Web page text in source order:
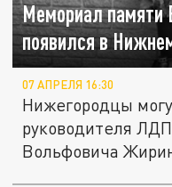
Мемориал памяти
появился в
07 АПРЕЛЯ 16:30
Нижегородцы
руководителя
Вольфовича